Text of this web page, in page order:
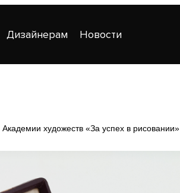
Дизайнерам Новости
художеств «За успех в рисовании»